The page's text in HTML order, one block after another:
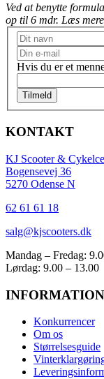
Ved at benytte
op til 6 mdr. Læs mere
Nyhedsbrev
Hvis du er et
Tilmeld
KONTAKT
KJ Scooter &
Bogensevej 36
5270 Odense N
62 61 61 18
salg@kjscooters.dk
Mandag – Fredag:
Lørdag: 9.00 – 13.00
INFORMATION
Konkurrencer
Om os
Størrelsesguide